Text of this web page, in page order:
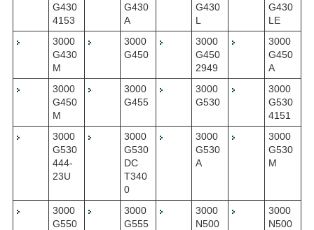
G430
4153
G430
A
G430
L
G430
LE
3000
G430
M
3000
G450
3000
G450
2949
3000
G450
A
3000
G450
M
3000
G455
3000
G530
3000
G530
4151
3000
G530
444-
23U
3000
G530
DC
T340
0
3000
G530
A
3000
G530
M
3000
G550
3000
G555
3000
N500
3000
N500